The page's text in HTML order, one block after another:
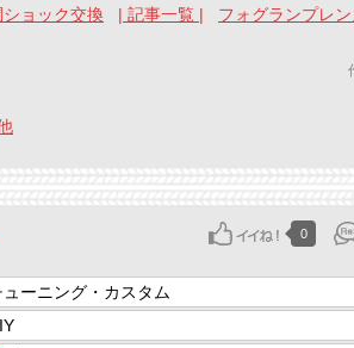
ョック交換 | 記事一覧 | フォグランプレ
0
ューニング・カスタム